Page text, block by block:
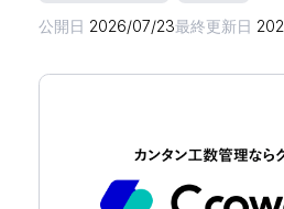
公開日 2026/07/23最終更新日